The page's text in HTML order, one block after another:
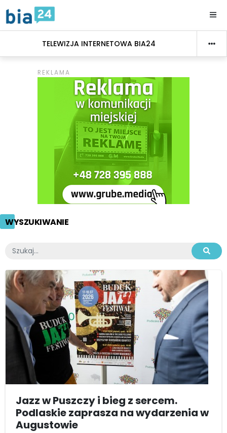
TELEWIZJA INTERNETOWA BIA24
WYSZUKIWANIE
Jazz w Puszczy i bieg z sercem.
Podlaskie zaprasza na wydarzenia w
Augustowie